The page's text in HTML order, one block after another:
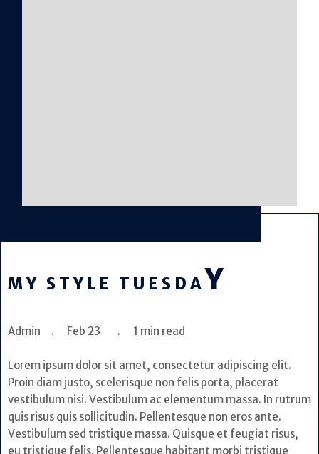
MY STYLE TUESDAY
Admin . Feb 23 . 1 min read
Lorem ipsum dolor sit amet, consectetur adipiscing elit.
Proin diam justo, scelerisque non felis porta, placerat
vestibulum nisi. Vestibulum ac elementum massa. In rutrum
quis risus quis sollicitudin. Pellentesque non eros ante.
Vestibulum sed tristique massa. Quisque et feugiat risus,
eu tristique felis. Pellentesque habitant morbi tristique